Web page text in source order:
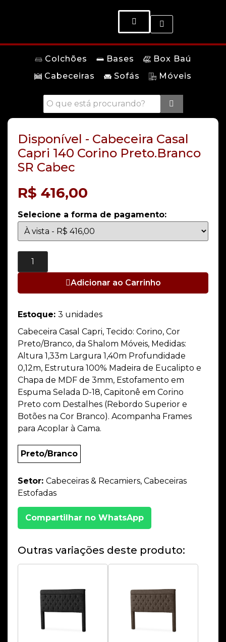
Colchões Bases
Box Baú
Cabeceiras
Sofás Móveis
Disponível - Cabeceira Casal
Capri 140 Corino Preto.Branco
SR Cabec
R$ 416,00
Selecione a forma de pagamento:
Adicionar ao Carrinho
Estoque: 3 unidades
Cabeceira Casal Capri, Tecido: Corino, Cor
Preto/Branco, da Shalom Móveis, Medidas:
Altura 1,33m Largura 1,40m Profundidade
0,12m, Estrutura 100% Madeira de Eucalipto e
Chapa de MDF de 3mm, Estofamento em
Espuma Selada D-18, Capitonê em Corino
Preto com Destalhes (Rebordo Superior e
Botões na Cor Branco). Acompanha Frames
para Acoplar à Cama.
Preto/Branco
Setor: Cabeceiras & Recamiers, Cabeceiras
Estofadas
Compartilhar no WhatsApp
Outras variações deste produto: